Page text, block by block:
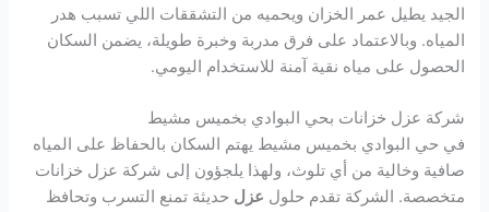
الجيد يطيل عمر الخزان ويحميه من التشققات اللي تسبب هدر
المياه. وبالاعتماد على فرق مدربة وخبرة طويلة، يضمن السكان
الحصول على مياه نقية آمنة للاستخدام اليومي.
شركة عزل خزانات بحي البوادي بخميس مشيط
في حي البوادي بخميس مشيط يهتم السكان بالحفاظ على المياه
صافية وخالية من أي تلوث، ولهذا يلجؤون إلى شركة عزل خزانات
متخصصة. الشركة تقدم حلول عزل حديثة تمنع التسرب وتحافظ